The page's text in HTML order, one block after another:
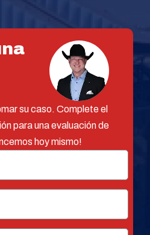
su caso. Complete el
para una evaluación de
hoy mismo!